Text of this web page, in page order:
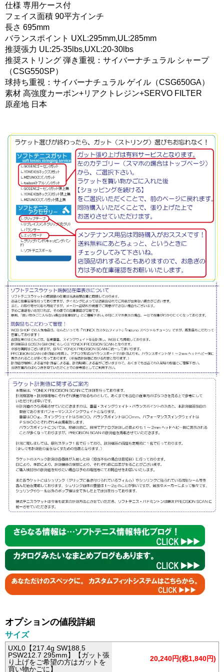
仕様 専用ケース付
フェイス面積 90平方インチ
長さ 695mm
バランスポイント UXL:295mm,UL:285mm
推奨張力 UL:25-35lbs,UXL:20-30lbs
推奨ストリング 弾き重視：サイバーナチュラル シャープ
（CSG550SP）
球持ち重視：サイバーナチュラル ゲイル（CSG650GA）
素材 高強度カーボン+リアクトレジン+SERVO FILTER
原産地 日本
オプションの値段詳細
サイズ
UXL0【217.4g SW188.5
PSW212.7 295mm】【ガット張
り上げをご希望の方はガットを
買い物かごに】
20,240円(税1,840円)